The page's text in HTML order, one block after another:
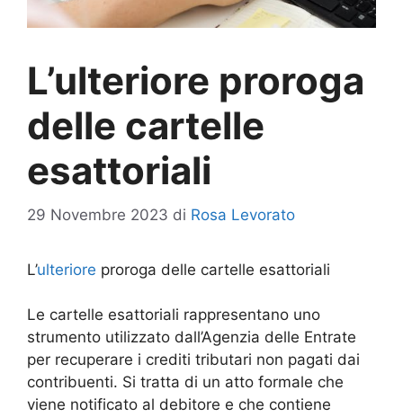
L’ulteriore proroga
delle cartelle
esattoriali
29 Novembre 2023 di Rosa Levorato
L’ulteriore proroga delle cartelle esattoriali
Le cartelle esattoriali rappresentano uno
strumento utilizzato dall’Agenzia delle Entrate
per recuperare i crediti tributari non pagati dai
contribuenti. Si tratta di un atto formale che
viene notificato al debitore e che contiene